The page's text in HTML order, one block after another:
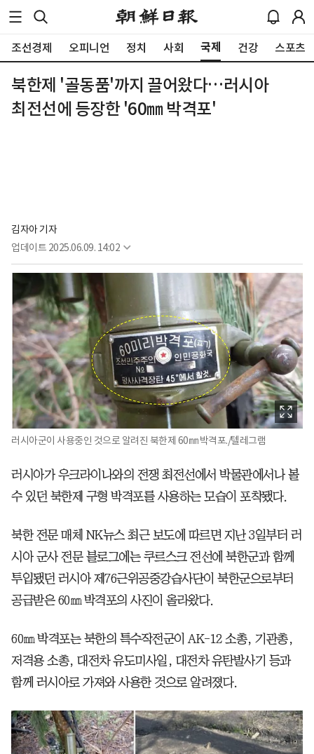
조선경제 오피니언 정치 사회 국제 건강 스포츠
북한제 '골동품'까지 끌어왔다…러시아
최전선에 등장한 '60㎜ 박격포'
김자아 기자
업데이트 2025.06.09. 14:02
러시아군이 사용중인 것으로 알려진 북한제 60㎜ 박격포./텔레그램
러시아가 우크라이나와의 전쟁 최전선에서 박물관에서나 볼
수 있던 북한제 구형 박격포를 사용하는 모습이 포착됐다.
북한 전문 매체 NK뉴스 최근 보도에 따르면 지난 3일부터 러
시아 군사 전문 블로그에는 쿠르스크 전선에 북한군과 함께
투입됐던 러시아 제76근위공중강습사단이 북한군으로부터
공급받은 60㎜ 박격포의 사진이 올라왔다.
60㎜ 박격포는 북한의 특수작전군이 AK-12 소총, 기관총,
저격용 소총, 대전차 유도미사일, 대전차 유탄발사기 등과
함께 러시아로 가져와 사용한 것으로 알려졌다.